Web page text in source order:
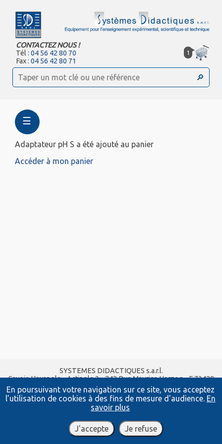
En poursuivant votre navigation sur ce site, vous acceptez
l’utilisation de cookies à des fins de mesure d'audience. En
savoir plus
J'accepte Je refuse
CONTACTEZ NOUS !
Tél :04 56 42 80 70
Fax :04 56 42 80 71
1
☰
Adaptateur pH S a été ajouté au panier
Accéder à mon panier
SYSTEMES DIDACTIQUES s.a.r.l.
Savoie Hexapole - Actipole 3 - 242 Rue Maurice Herzog - F 73420
VIVIERS DU LAC
Tel : 04 56 42 80 70| Fax :04 56 42 80 71
xavier.granjon@systemes-didactiques.fr
systemes-didactiques.fr